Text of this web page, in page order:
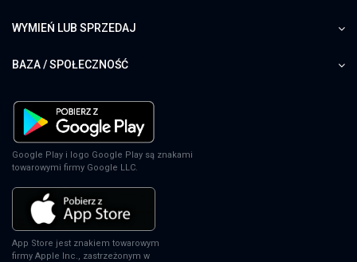
Farming Simulator 25
EA Sports FC 24
PS4
EA Sports FC 24
WYMIEŃ LUB SPRZEDAJ
BAZA / SPOŁECZNOŚĆ
Google Play i logo Google Play są znakami
towarowymi firmy Google LLC.
App Store jest znakiem towarowym
firmy Apple Inc., zastrzeżonym w